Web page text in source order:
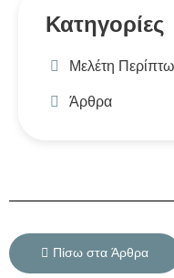
Κατηγορίες
Μελέτη
Άρθρα
Πίσω στα Άρθρα